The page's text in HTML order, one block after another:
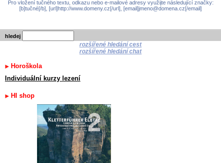
Pro vložení tučného textu, odkazu nebo e-mailové adresy využijte následující značky:
[b]tučné[/b], [url]http://www.domeny.cz[/url], [email]jmeno@domena.cz[/email]
hledej
rozšířené hledání cest
rozšířené hledání chat
Horoškola
Individuální kurzy lezení
HI shop